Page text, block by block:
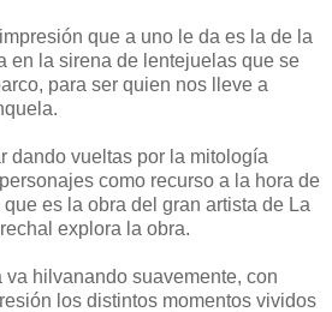
que a uno le da es la de la
en la sirena de lentejuelas que se
para ser quien nos lleve a
dando vueltas por la mitología
como recurso a la hora de
es la obra del gran artista de La
explora la obra.
hilvanando suavemente, con
los distintos momentos vividos